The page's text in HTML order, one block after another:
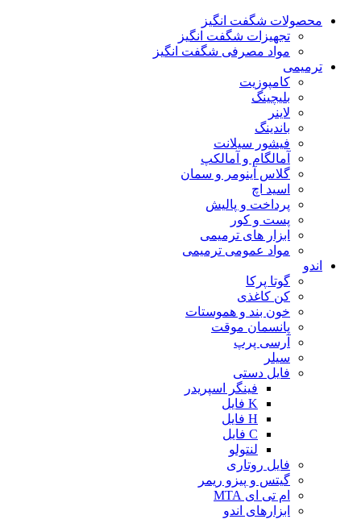
محصولات شگفت انگیز
تجهیزات شگفت انگیز
مواد مصرفی شگفت انگیز
ترمیمی
کامپوزیت
بلیچینگ
لاینر
باندینگ
فیشور سیلانت
آمالگام و آمالکپ
گلاس آینومر و سمان
اسید اچ
پرداخت و پالیش
پست و کور
ابزار های ترمیمی
مواد عمومی ترمیمی
اندو
گوتا پرکا
کن کاغذی
خون بند و هموستات
پانسمان موقت
آرسی پرپ
سیلر
فایل دستی
فینگر اسپریدر
K فایل
H فایل
C فایل
لنتولو
فایل روتاری
گیتس و پیزو ریمر
ام تی ای MTA
ابزارهای اندو